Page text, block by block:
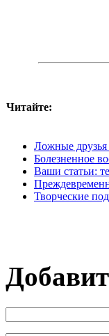
Читайте:
Ложные друзья
Болезненное
Ваши статьи:
Творческие